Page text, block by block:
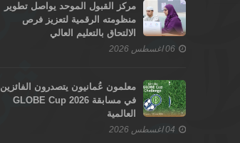
مركز القبول الموحد يواصل تطوير
منظومته الرقمية لتعزيز فرص
الالتحاق بالتعليم العالي
06 اغسطس 2026
معلمون عُمانيون يتصدرون الفائزين
في مسابقة GLOBE Cup 2026
العالمية
04 اغسطس 2026